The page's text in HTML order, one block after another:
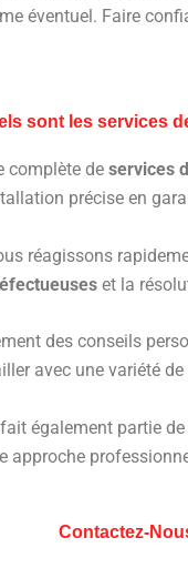
éventuel. Faire
sont les services
complète de services
précise en
réagissons
et la
des conseils
avec une variété
fait également partie
approche
Contactez-